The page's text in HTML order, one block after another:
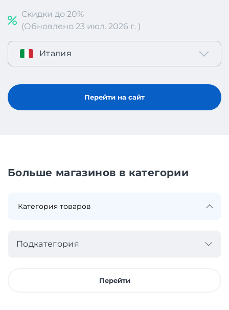
Скидки до 20%
(Обновлено 23 июл. 2026 г. )
Италия
Перейти на сайт
Больше магазинов в категории
Подкатегория
Перейти